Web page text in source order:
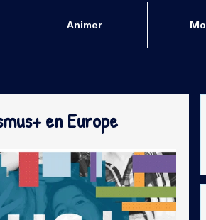
Animer
en Europe